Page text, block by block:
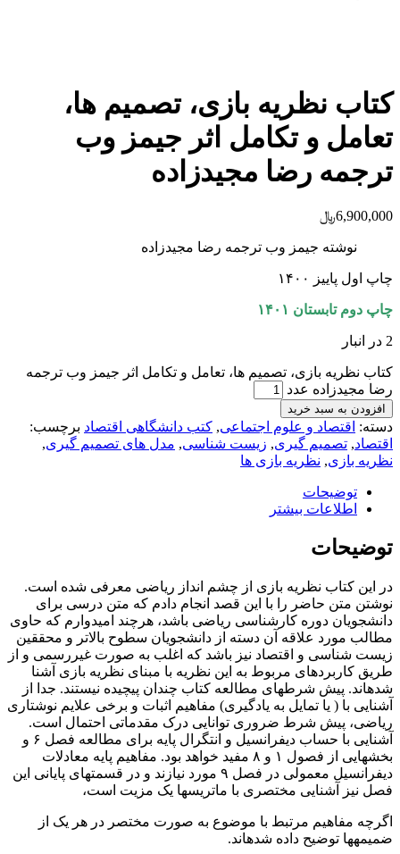
کتاب نظریه بازی، تصمیم ها،
تعامل و تکامل اثر جیمز وب
ترجمه رضا مجیدزاده
6,900,000﷼
نوشته جیمز وب ترجمه رضا مجیدزاده
چاپ اول پاییز ۱۴۰۰
چاپ دوم تابستان ۱۴۰۱
2 در انبار
کتاب نظریه بازی، تصمیم ها، تعامل و تکامل اثر جیمز وب ترجمه
رضا مجیدزاده عدد
افزودن به سبد خرید
دسته: اقتصاد و علوم اجتماعی, کتب دانشگاهی اقتصاد برچسب:
اقتصاد, تصمیم گیری, زیست شناسی, مدل های تصمیم گیری,
نظریه بازی, نظریه بازی ها
توضیحات
اطلاعات بیشتر
توضیحات
در این کتاب نظریه بازی از چشم انداز ریاضی معرفی شده است.
نوشتن متن حاضر را با این قصد انجام دادم که متن درسی برای
دانشجویان دوره کارشناسی ریاضی باشد، هرچند امیدوارم که حاوی
مطالب مورد علاقه آن دسته از دانشجویان سطوح بالاتر و محققین
زیست شناسی و اقتصاد نیز باشد که اغلب به صورت غیررسمی و از
طریق کاربردهای مربوط به این نظریه با مبنای نظریه بازی آشنا
شده‎اند. پیش شرطهای مطالعه کتاب چندان پیچیده نیستند. جدا از
آشنایی با ( یا تمایل به یادگیری) مفاهیم اثبات و برخی علایم نوشتاری
ریاضی، پیش شرط ضروری توانایی درک مقدماتی احتمال است.
آشنایی با حساب دیفرانسیل و انتگرال پایه برای مطالعه فصل ۶ و
بخش‎هایی از فصول ۱ و ۸ مفید خواهد بود. مفاهیم پایه معادلات
دیفرانسیل معمولی در فصل ۹ مورد نیازند و در قسمتهای پایانی این
فصل نیز آشنایی مختصری با ماتریسها یک مزیت است،
اگرچه مفاهیم مرتبط با موضوع به صورت مختصر در هر یک از
ضمیمه‎ها توضیح داده شده‎اند.